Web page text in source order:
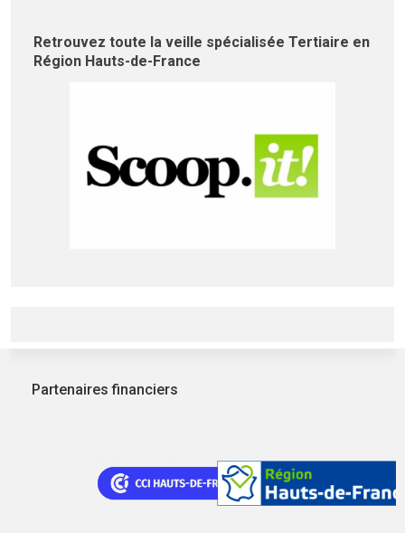
Retrouvez toute la veille spécialisée Tertiaire en
Région Hauts-de-France
Partenaires financiers